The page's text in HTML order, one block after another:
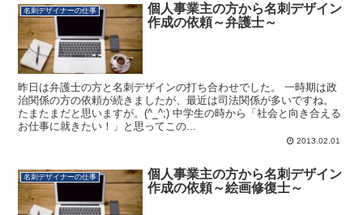
名刺デザイナーの仕事
個人事業主の方から名刺デザイン
作成の依頼～弁護士～
昨日は弁護士の方と名刺デザインの打ち合わせでした。 一時期は政
治関係の方の依頼が続きましたが、最近は司法関係が多いですね。
たまたまだと思いますが。(^_^;) 中学生の時から「社会と向き合える
お仕事に就きたい！」と思ってこの...
2013.02.01
名刺デザイナーの仕事
個人事業主の方から名刺デザイン
作成の依頼～絵画修復士～